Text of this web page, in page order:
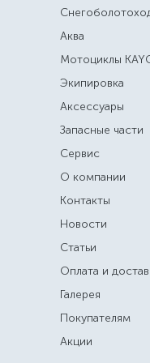
Аква
Мотоциклы
Экипировка
Аксессуары
Запасные части
Сервис
О компании
Контакты
Новости
Статьи
Оплата и
Галерея
Покупателям
Акции